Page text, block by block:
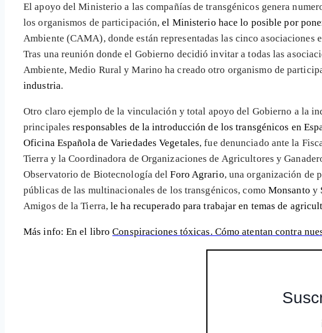
El apoyo del Ministerio a las compañías de transgénicos genera
los organismos de participación,el Ministerio hace lo posible por
Ambiente (CAMA), donde están representadas las cinco asociaciones
Tras una reunión donde el Gobierno decidió invitar a todas las
Ambiente, Medio Rural y Marino ha creado otro organismo de
industria.
Otro claro ejemplo de la vinculación y total apoyo del Gobierno a la
principalesresponsables de la introducción de los transgénicos en
Oficina Española de Variedades Vegetales, fue denunciado ante la
Tierra y la Coordinadora de Organizaciones de Agricultores y
Observatorio de Biotecnología delForo Agrario, una organización de
públicas de las multinacionales de los transgénicos, como Monsanto y
Amigos de la Tierra,le ha recuperado para trabajar en temas de
Más info: En el libroConspiraciones tóxicas. Cómo atentan contra